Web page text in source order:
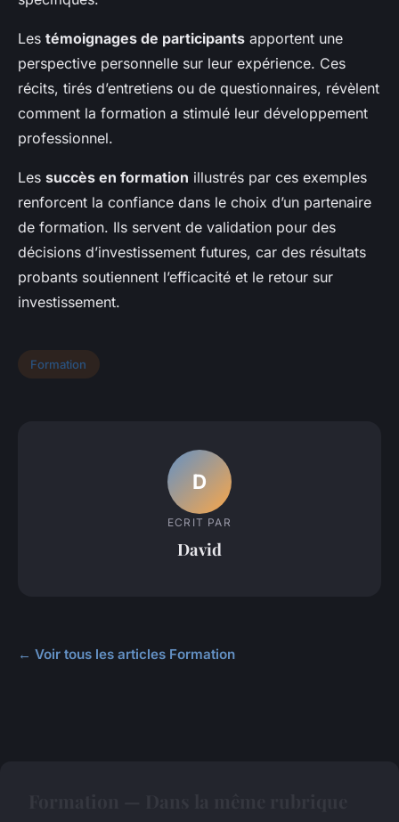
Les témoignages de participants apportent une
perspective personnelle sur leur expérience. Ces
récits, tirés d’entretiens ou de questionnaires, révèlent
comment la formation a stimulé leur développement
professionnel.
Les succès en formation illustrés par ces exemples
renforcent la confiance dans le choix d’un partenaire
de formation. Ils servent de validation pour des
décisions d’investissement futures, car des résultats
probants soutiennent l’efficacité et le retour sur
investissement.
Formation
D
ECRIT PAR
David
← Voir tous les articles Formation